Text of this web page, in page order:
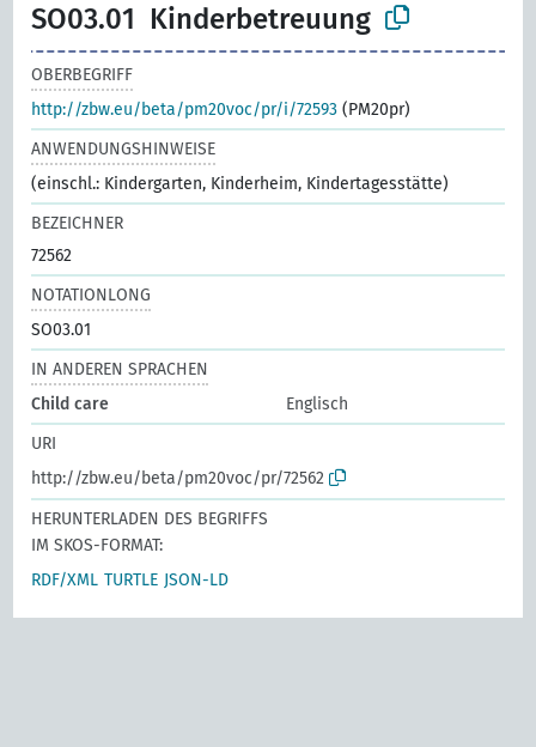
SO03.01 Kinderbetreuung
OBERBEGRIFF
http://zbw.eu/beta/pm20voc/pr/i/72593 (PM20pr)
ANWENDUNGSHINWEISE
(einschl.: Kindergarten, Kinderheim, Kindertagesstätte)
BEZEICHNER
72562
NOTATIONLONG
SO03.01
IN ANDEREN SPRACHEN
Child care
Englisch
URI
http://zbw.eu/beta/pm20voc/pr/72562
HERUNTERLADEN DES BEGRIFFS
IM SKOS-FORMAT:
RDF/XML TURTLE JSON-LD